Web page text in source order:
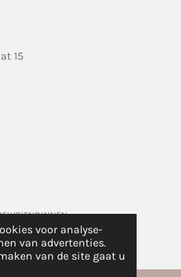
voor analyse-
van advertenties.
van de site gaat u
15